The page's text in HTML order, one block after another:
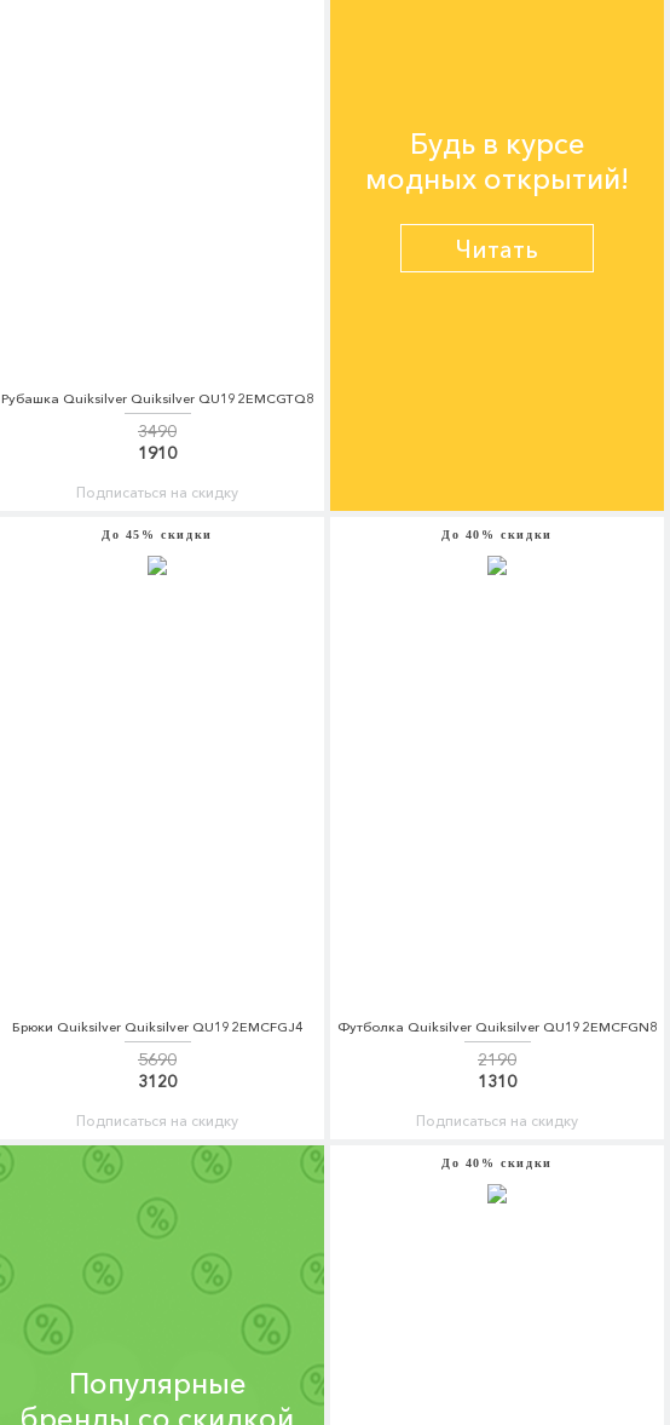
Рубашка Quiksilver Quiksilver QU192EMCGTQ8
3490
1910
Подписаться на скидку
Будь в курсе
модных открытий!
Читать
До 45% скидки
Брюки Quiksilver Quiksilver QU192EMCFGJ4
5690
3120
Подписаться на скидку
До 40% скидки
Футболка Quiksilver Quiksilver QU192EMCFGN8
2190
1310
Подписаться на скидку
Популярные
бренды со скидкой
До 40% скидки